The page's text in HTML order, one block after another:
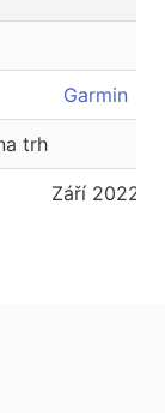
Garmin
trh
Září 2022